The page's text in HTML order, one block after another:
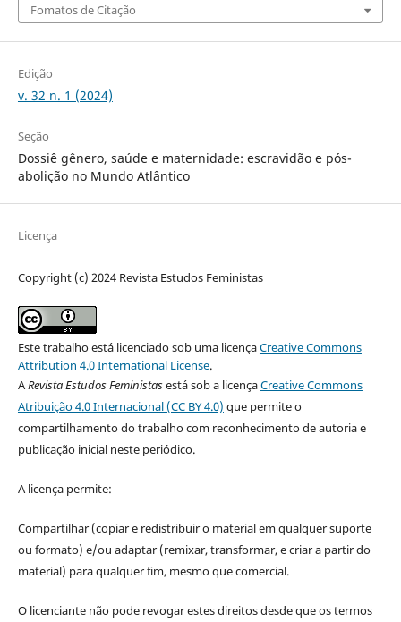
Fomatos de Citação
Edição
v. 32 n. 1 (2024)
Seção
Dossiê gênero, saúde e maternidade: escravidão e pós-
abolição no Mundo Atlântico
Licença
Copyright (c) 2024 Revista Estudos Feministas
Este trabalho está licenciado sob uma licençaCreative Commons
Attribution 4.0 International License.
ARevista Estudos Feministasestá sob a licençaCreative Commons
Atribuição 4.0 Internacional (CC BY 4.0) que permite o
compartilhamento do trabalho com reconhecimento de autoria e
publicação inicial neste periódico.
A licença permite:
Compartilhar (copiar e redistribuir o material em qualquer suporte
ou formato) e/ou adaptar (remixar, transformar, e criar a partir do
material) para qualquer fim, mesmo que comercial.
O licenciante não pode revogar estes direitos desde que os termos